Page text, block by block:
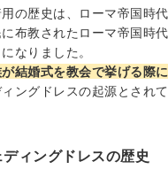
ク
ック
スのスリーブデザインの種類
の歴史は、ローマ帝国時代
布教されたローマ帝国時
なりました。
結婚式を教会で挙げる際
ングドレスの起源とされて
ィングドレスの歴史